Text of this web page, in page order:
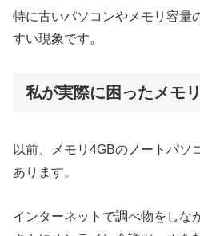
特に古いパソコンやメモリ容量
すい現象です。
私が実際に困ったメモ
以前、メモリ4GBのノートパソ
あります。
インターネットで調べ物をしな